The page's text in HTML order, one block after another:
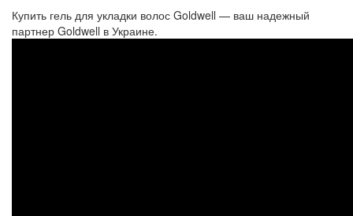
Купить гель для укладки волос Goldwell — ваш надежный
партнер Goldwell в Украине.